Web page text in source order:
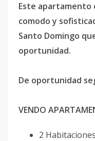
Este apartamento
comodo y
Santo Domingo
oportunidad.
De oportunidad
VENDO
2 Habitaciones